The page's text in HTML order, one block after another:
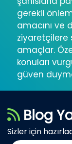
gerekli
amacını ve
ziyaretçilere
amaçlar.
konuları
güven
Blog
Sizler için